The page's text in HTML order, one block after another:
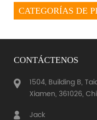
CATEGORÍAS DE
CONTÁCTENOS
1504, Building B,
Xiamen, 361026,
Jack